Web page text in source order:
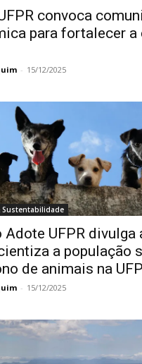
convoca
para fortalecer a
- 15/12/2025
Sustentabilidade
Adote UFPR divulga
a população
de animais na
- 15/12/2025